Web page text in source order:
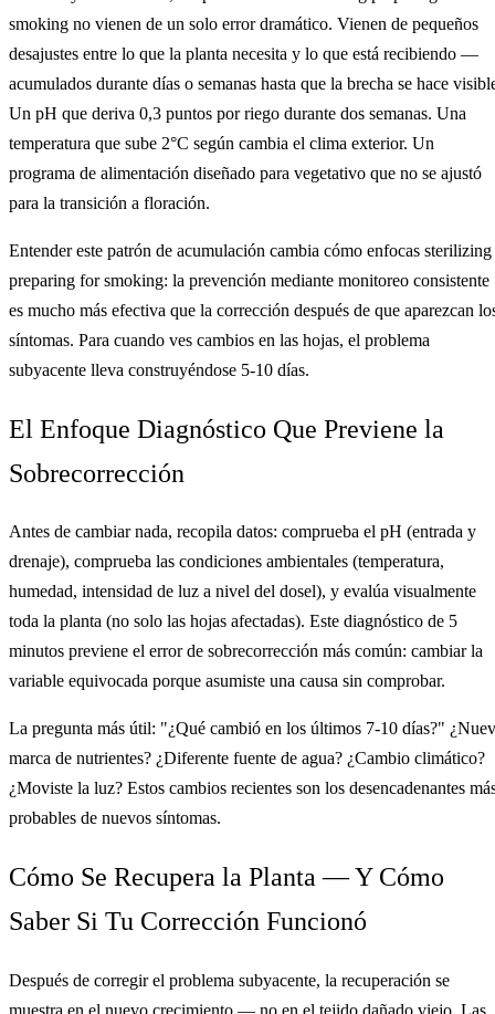
smoking no vienen de un solo error dramático. Vienen de pequeños
desajustes entre lo que la planta necesita y lo que está recibiendo —
acumulados durante días o semanas hasta que la brecha se hace
Un pH que deriva 0,3 puntos por riego durante dos semanas. Una
temperatura que sube 2°C según cambia el clima exterior. Un
programa de alimentación diseñado para vegetativo que no se ajustó
para la transición a floración.
Entender este patrón de acumulación cambia cómo enfocas sterilizing
preparing for smoking: la prevención mediante monitoreo consistente
es mucho más efectiva que la corrección después de que aparezcan
síntomas. Para cuando ves cambios en las hojas, el problema
subyacente lleva construyéndose 5-10 días.
El Enfoque Diagnóstico Que Previene la
Sobrecorrección
Antes de cambiar nada, recopila datos: comprueba el pH (entrada y
drenaje), comprueba las condiciones ambientales (temperatura,
humedad, intensidad de luz a nivel del dosel), y evalúa visualmente
toda la planta (no solo las hojas afectadas). Este diagnóstico de 5
minutos previene el error de sobrecorrección más común: cambiar la
variable equivocada porque asumiste una causa sin comprobar.
La pregunta más útil: "¿Qué cambió en los últimos 7-10 días?"
marca de nutrientes? ¿Diferente fuente de agua? ¿Cambio climático?
¿Moviste la luz? Estos cambios recientes son los desencadenantes
probables de nuevos síntomas.
Cómo Se Recupera la Planta — Y Cómo
Saber Si Tu Corrección Funcionó
Después de corregir el problema subyacente, la recuperación se